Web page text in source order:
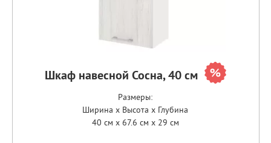
Шкаф навесной Сосна, 40 см
Размеры:
Ширина x Высота x Глубина
40 см x 67.6 см x 29 см